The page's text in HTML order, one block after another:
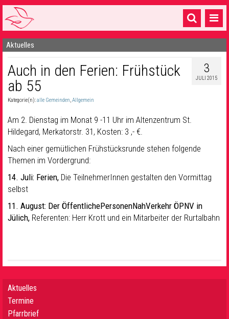
Startseite
1 Pfarrei
16 Gemeinden & mehr
Sakramente & Feste
Gemeinschaft & Soziales
Musik & Kultur
Seelsorge & Kontakt
Aktuelles
3
JULI 2015
Auch in den Ferien: Frühstück
ab 55
Kategorie(n):alle Gemeinden,Allgemein
Am 2. Dienstag im Monat 9 -11 Uhr im Altenzentrum St.
Hildegard, Merkatorstr. 31, Kosten: 3 ,- €.
Nach einer gemütlichen Frühstücksrunde stehen folgende
Themen im Vordergrund:
14. Juli: Ferien, Die TeilnehmerInnen gestalten den Vormittag
selbst
11. August: Der ÖffentlichePersonenNahVerkehr ÖPNV in
Jülich, Referenten: Herr Krott und ein Mitarbeiter der Rurtalbahn
Aktuelles
Termine
Pfarrbrief